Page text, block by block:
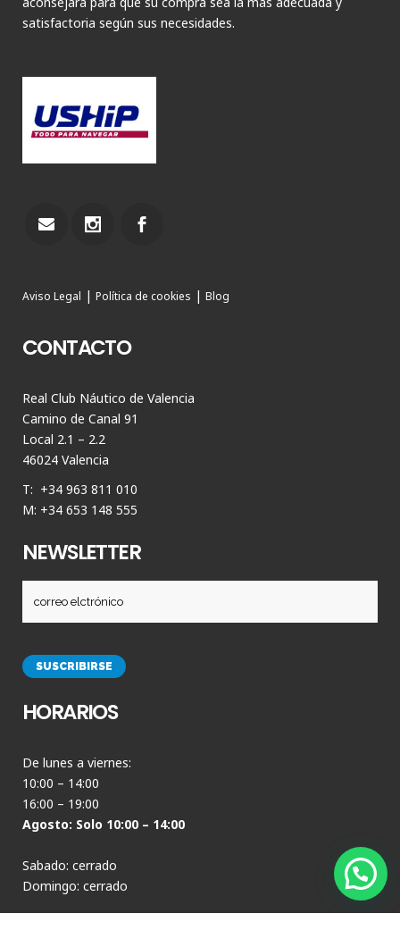
satisfactoria según sus necesidades.
Aviso Legal | Política de cookies | Blog
CONTACTO
Real Club Náutico de Valencia
Camino de Canal 91
Local 2.1 – 2.2
46024 Valencia
T: +34 963 811 010
M: +34 653 148 555
NEWSLETTER
HORARIOS
De lunes a viernes:
10:00 – 14:00
16:00 – 19:00
Agosto: Solo 10:00 – 14:00
Sabado: cerrado
Domingo: cerrado